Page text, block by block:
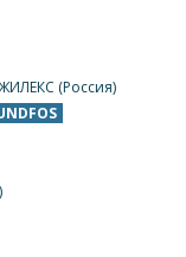
(Россия)